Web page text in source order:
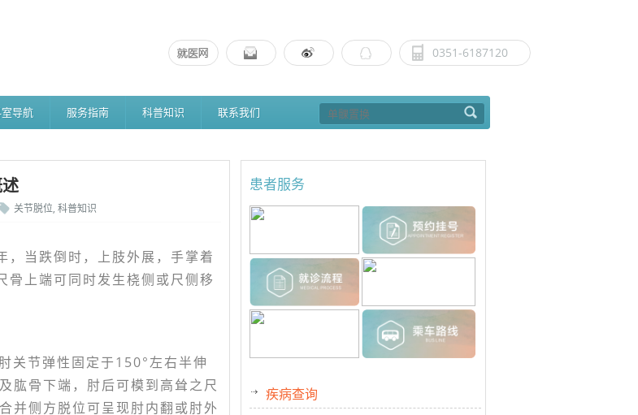
0351-6187120
导航 服务指南 科普知识 联系我们
关节脱位, 科普知识
，当跌倒时，上肢外展，手掌着
骨上端可同时发生桡侧或尺侧移
关节弹性固定于150°左右半伸
肱骨下端，肘后可模到高耸之尺
并侧方脱位可呈现肘内翻或肘外
患者服务
疾病查询